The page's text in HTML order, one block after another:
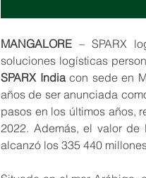
MANGALORE – SPARX
SPARX India con sede en
años de ser anunciada
pasos en los últimos años,
2022. Además, el valor de
alcanzó los 335 440